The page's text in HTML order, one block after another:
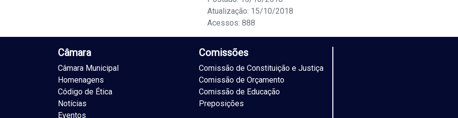
Atualização: 15/10/2018
Acessos: 888
Câmara
Câmara Municipal
Homenagens
Código de Ética
Notícias
Eventos
Comissões
Comissão de Constituição e Justiça
Comissão de Orçamento
Comissão de Educação
Preposições